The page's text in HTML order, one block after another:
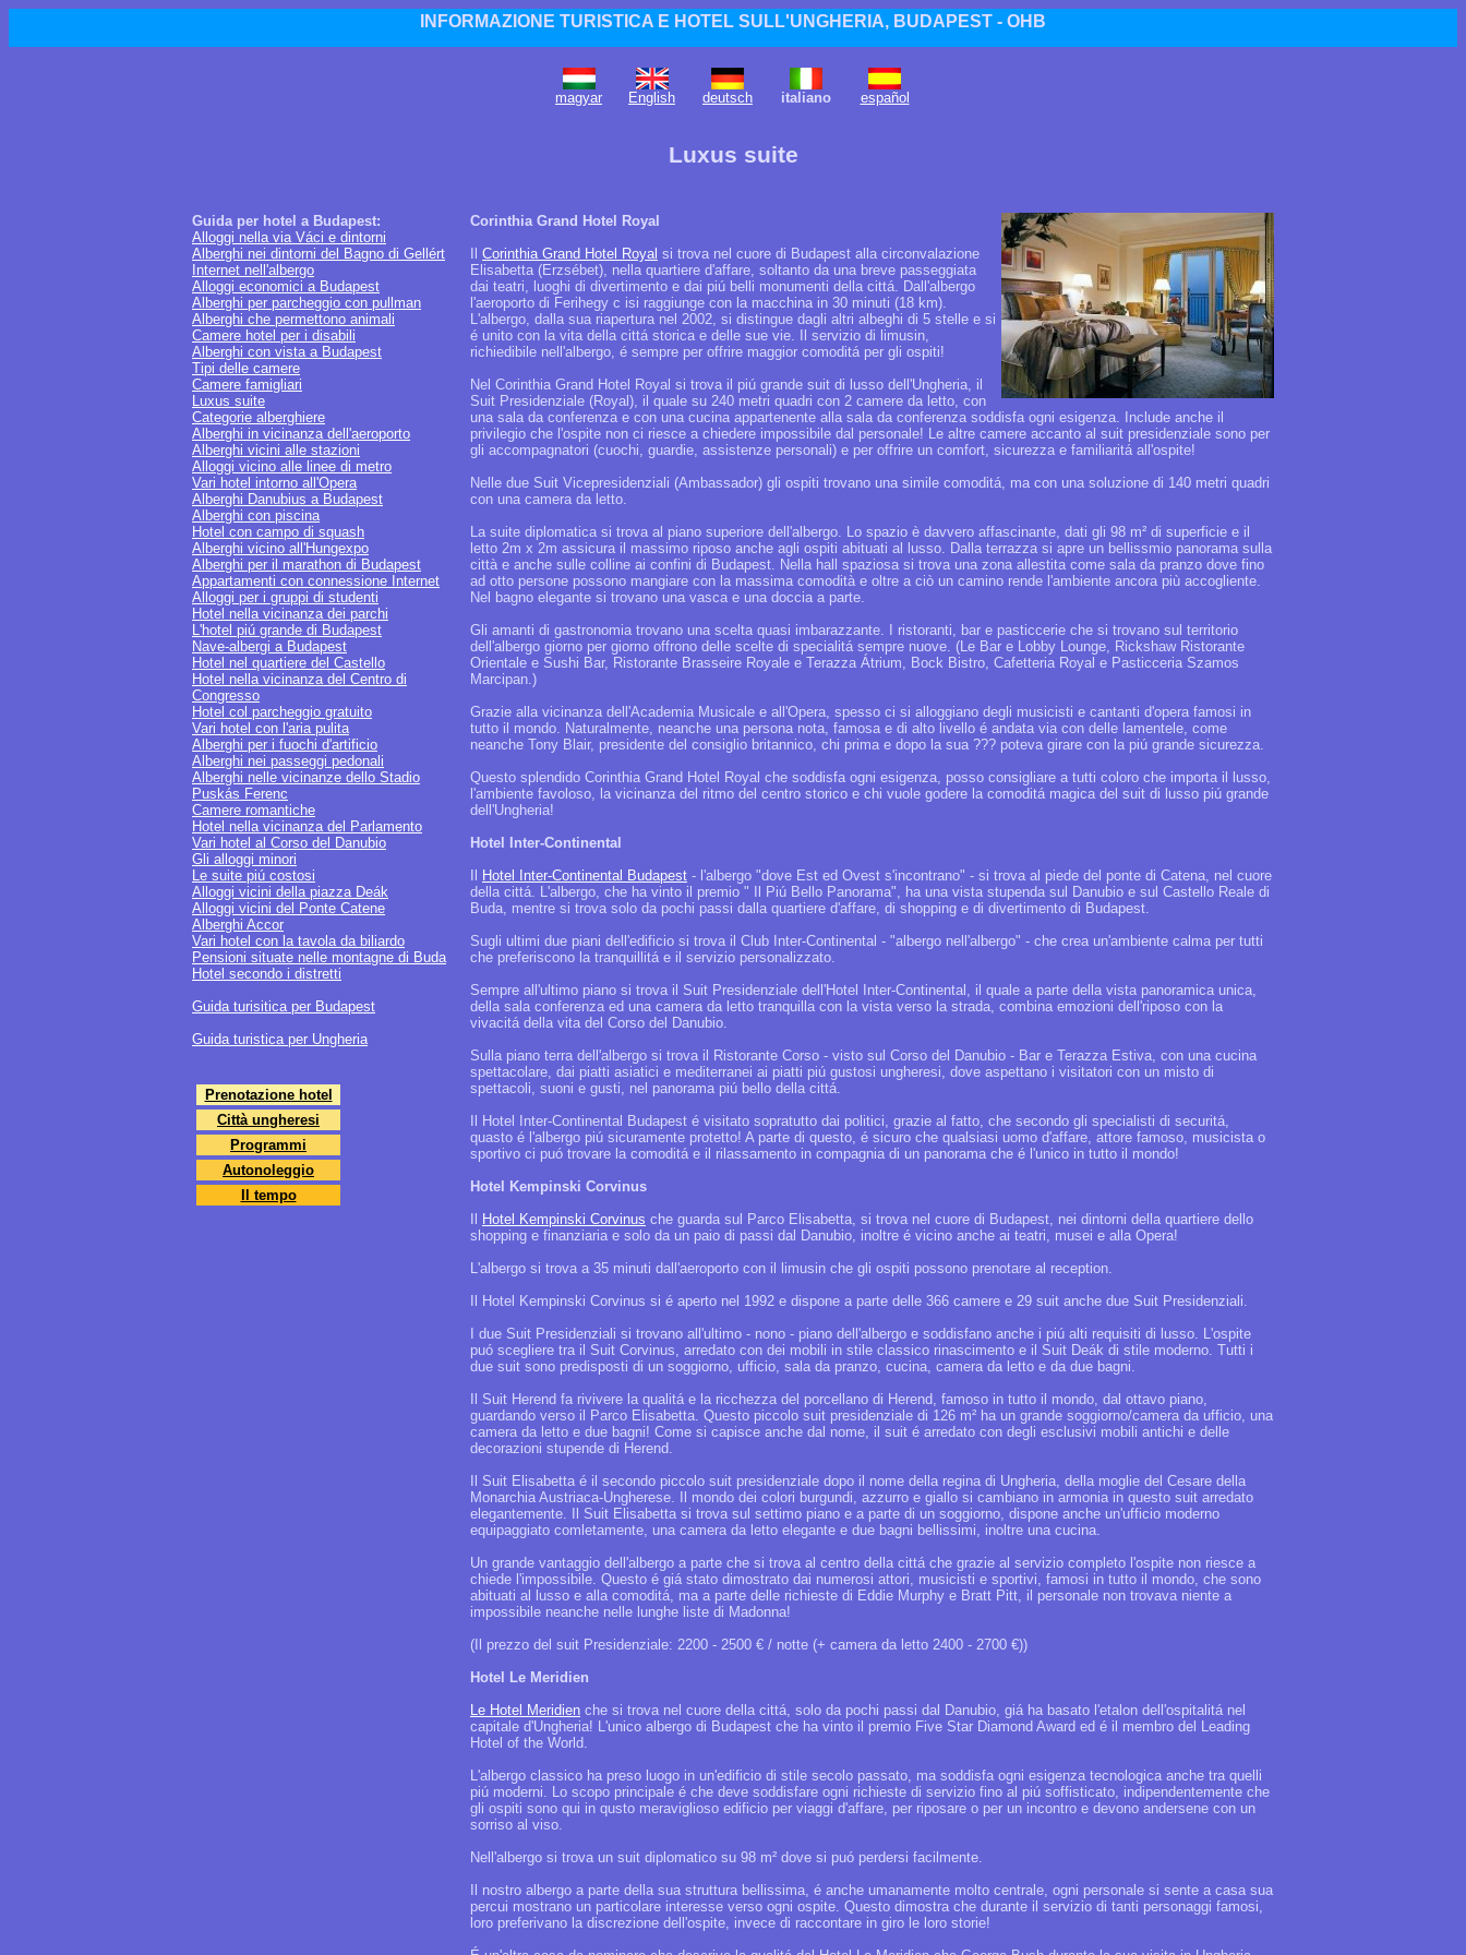
INFORMAZIONE TURISTICA E HOTEL SULL'UNGHERIA, BUDAPEST - OHB
magyar English deutsch italiano español
Luxus suite
Guida per hotel a Budapest:
Alloggi nella via Váci e dintorni
Alberghi nei dintorni del Bagno di Gellért
Internet nell'albergo
Alloggi economici a Budapest
Alberghi per parcheggio con pullman
Alberghi che permettono animali
Camere hotel per i disabili
Alberghi con vista a Budapest
Tipi delle camere
Camere famigliari
Luxus suite
Categorie alberghiere
Alberghi in vicinanza dell'aeroporto
Alberghi vicini alle stazioni
Alloggi vicino alle linee di metro
Vari hotel intorno all'Opera
Alberghi Danubius a Budapest
Alberghi con piscina
Hotel con campo di squash
Alberghi vicino all'Hungexpo
Alberghi per il marathon di Budapest
Appartamenti con connessione Internet
Alloggi per i gruppi di studenti
Hotel nella vicinanza dei parchi
L'hotel piú grande di Budapest
Nave-albergi a Budapest
Hotel nel quartiere del Castello
Hotel nella vicinanza del Centro di
Congresso
Hotel col parcheggio gratuito
Vari hotel con l'aria pulita
Alberghi per i fuochi d'artificio
Alberghi nei passeggi pedonali
Alberghi nelle vicinanze dello Stadio
Puskás Ferenc
Camere romantiche
Hotel nella vicinanza del Parlamento
Vari hotel al Corso del Danubio
Gli alloggi minori
Le suite piú costosi
Alloggi vicini della piazza Deák
Alloggi vicini del Ponte Catene
Alberghi Accor
Vari hotel con la tavola da biliardo
Pensioni situate nelle montagne di Buda
Hotel secondo i distretti
Guida turisitica per Budapest
Guida turistica per Ungheria
Prenotazione hotel
Città ungheresi
Programmi
Autonoleggio
Il tempo
Corinthia Grand Hotel Royal
Corinthia Grand Hotel Royal si trova nel cuore di Budapest alla circonvalazione
Elisabetta (Erzsébet), nella quartiere d'affare, soltanto da una breve passeggiata
dai teatri, luoghi di divertimento e dai piú belli monumenti della cittá. Dall'albergo
l'aeroporto di Ferihegy c isi raggiunge con la macchina in 30 minuti (18 km).
L'albergo, dalla sua riapertura nel 2002, si distingue dagli altri albeghi di 5 stelle e si
é unito con la vita della cittá storica e delle sue vie. Il servizio di limusin,
richiedibile nell'albergo, é sempre per offrire maggior comoditá per gli ospiti!
Nel Corinthia Grand Hotel Royal si trova il piú grande suit di lusso dell'Ungheria, il
Suit Presidenziale (Royal), il quale su 240 metri quadri con 2 camere da letto, con
una sala da conferenza e con una cucina appartenente alla sala da conferenza soddisfa ogni esigenza. Include anche il
privilegio che l'ospite non ci riesce a chiedere impossibile dal personale! Le altre camere accanto al suit presidenziale sono per
gli accompagnatori (cuochi, guardie, assistenze personali) e per offrire un comfort, sicurezza e familiaritá all'ospite!
Nelle due Suit Vicepresidenziali (Ambassador) gli ospiti trovano una simile comoditá, ma con una soluzione di 140 metri quadri
con una camera da letto.
La suite diplomatica si trova al piano superiore dell'albergo. Lo spazio è davvero affascinante, dati gli 98 m² di superficie e il
letto 2m x 2m assicura il massimo riposo anche agli ospiti abituati al lusso. Dalla terrazza si apre un bellissmio panorama sulla
città e anche sulle colline ai confini di Budapest. Nella hall spaziosa si trova una zona allestita come sala da pranzo dove fino
ad otto persone possono mangiare con la massima comodità e oltre a ciò un camino rende l'ambiente ancora più accogliente.
Nel bagno elegante si trovano una vasca e una doccia a parte.
Gli amanti di gastronomia trovano una scelta quasi imbarazzante. I ristoranti, bar e pasticcerie che si trovano sul territorio
dell'albergo giorno per giorno offrono delle scelte di specialitá sempre nuove. (Le Bar e Lobby Lounge, Rickshaw Ristorante
Orientale e Sushi Bar, Ristorante Brasseire Royale e Terazza Átrium, Bock Bistro, Cafetteria Royal e Pasticceria Szamos
Marcipan.)
Grazie alla vicinanza dell'Academia Musicale e all'Opera, spesso ci si alloggiano degli musicisti e cantanti d'opera famosi in
tutto il mondo. Naturalmente, neanche una persona nota, famosa e di alto livello é andata via con delle lamentele, come
neanche Tony Blair, presidente del consiglio britannico, chi prima e dopo la sua ??? poteva girare con la piú grande sicurezza.
Questo splendido Corinthia Grand Hotel Royal che soddisfa ogni esigenza, posso consigliare a tutti coloro che importa il lusso,
l'ambiente favoloso, la vicinanza del ritmo del centro storico e chi vuole godere la comoditá magica del suit di lusso piú grande
dell'Ungheria!
Hotel Inter-Continental
Hotel Inter-Continental Budapest - l'albergo "dove Est ed Ovest s'incontrano" - si trova al piede del ponte di Catena, nel cuore
della cittá. L'albergo, che ha vinto il premio " Il Piú Bello Panorama", ha una vista stupenda sul Danubio e sul Castello Reale di
Buda, mentre si trova solo da pochi passi dalla quartiere d'affare, di shopping e di divertimento di Budapest.
Sugli ultimi due piani dell'edificio si trova il Club Inter-Continental - "albergo nell'albergo" - che crea un'ambiente calma per tutti
che preferiscono la tranquillitá e il servizio personalizzato.
Sempre all'ultimo piano si trova il Suit Presidenziale dell'Hotel Inter-Continental, il quale a parte della vista panoramica unica,
della sala conferenza ed una camera da letto tranquilla con la vista verso la strada, combina emozioni dell'riposo con la
vivacitá della vita del Corso del Danubio.
Sulla piano terra dell'albergo si trova il Ristorante Corso - visto sul Corso del Danubio - Bar e Terazza Estiva, con una cucina
spettacolare, dai piatti asiatici e mediterranei ai piatti piú gustosi ungheresi, dove aspettano i visitatori con un misto di
spettacoli, suoni e gusti, nel panorama piú bello della cittá.
Il Hotel Inter-Continental Budapest é visitato sopratutto dai politici, grazie al fatto, che secondo gli specialisti di securitá,
quasto é l'albergo piú sicuramente protetto! A parte di questo, é sicuro che qualsiasi uomo d'affare, attore famoso, musicista o
sportivo ci puó trovare la comoditá e il rilassamento in compagnia di un panorama che é l'unico in tutto il mondo!
Hotel Kempinski Corvinus
Hotel Kempinski Corvinus che guarda sul Parco Elisabetta, si trova nel cuore di Budapest, nei dintorni della quartiere dello
shopping e finanziaria e solo da un paio di passi dal Danubio, inoltre é vicino anche ai teatri, musei e alla Opera!
L'albergo si trova a 35 minuti dall'aeroporto con il limusin che gli ospiti possono prenotare al reception.
Il Hotel Kempinski Corvinus si é aperto nel 1992 e dispone a parte delle 366 camere e 29 suit anche due Suit Presidenziali.
I due Suit Presidenziali si trovano all'ultimo - nono - piano dell'albergo e soddisfano anche i piú alti requisiti di lusso. L'ospite
puó scegliere tra il Suit Corvinus, arredato con dei mobili in stile classico rinascimento e il Suit Deák di stile moderno. Tutti i
due suit sono predisposti di un soggiorno, ufficio, sala da pranzo, cucina, camera da letto e da due bagni.
Il Suit Herend fa rivivere la qualitá e la ricchezza del porcellano di Herend, famoso in tutto il mondo, dal ottavo piano,
guardando verso il Parco Elisabetta. Questo piccolo suit presidenziale di 126 m² ha un grande soggiorno/camera da ufficio, una
camera da letto e due bagni! Come si capisce anche dal nome, il suit é arredato con degli esclusivi mobili antichi e delle
decorazioni stupende di Herend.
Il Suit Elisabetta é il secondo piccolo suit presidenziale dopo il nome della regina di Ungheria, della moglie del Cesare della
Monarchia Austriaca-Ungherese. Il mondo dei colori burgundi, azzurro e giallo si cambiano in armonia in questo suit arredato
elegantemente. Il Suit Elisabetta si trova sul settimo piano e a parte di un soggiorno, dispone anche un'ufficio moderno
equipaggiato comletamente, una camera da letto elegante e due bagni bellissimi, inoltre una cucina.
Un grande vantaggio dell'albergo a parte che si trova al centro della cittá che grazie al servizio completo l'ospite non riesce a
chiede l'impossibile. Questo é giá stato dimostrato dai numerosi attori, musicisti e sportivi, famosi in tutto il mondo, che sono
abituati al lusso e alla comoditá, ma a parte delle richieste di Eddie Murphy e Bratt Pitt, il personale non trovava niente a
impossibile neanche nelle lunghe liste di Madonna!
(Il prezzo del suit Presidenziale: 2200 - 2500 € / notte (+ camera da letto 2400 - 2700 €))
Hotel Le Meridien
Le Hotel Meridien che si trova nel cuore della cittá, solo da pochi passi dal Danubio, giá ha basato l'etalon dell'ospitalitá nel
capitale d'Ungheria! L'unico albergo di Budapest che ha vinto il premio Five Star Diamond Award ed é il membro del Leading
Hotel of the World.
L'albergo classico ha preso luogo in un'edificio di stile secolo passato, ma soddisfa ogni esigenza tecnologica anche tra quelli
piú moderni. Lo scopo principale é che deve soddisfare ogni richieste di servizio fino al piú soffisticato, indipendentemente che
gli ospiti sono qui in qusto meraviglioso edificio per viaggi d'affare, per riposare o per un incontro e devono andersene con un
sorriso al viso.
Nell'albergo si trova un suit diplomatico su 98 m² dove si puó perdersi facilmente.
Il nostro albergo a parte della sua struttura bellissima, é anche umanamente molto centrale, ogni personale si sente a casa sua
percui mostrano un particolare interesse verso ogni ospite. Questo dimostra che durante il servizio di tanti personaggi famosi,
loro preferivano la discrezione dell'ospite, invece di raccontare in giro le loro storie!